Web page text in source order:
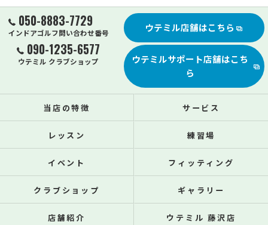
050-8883-7729
インドアゴルフ問い合わせ番号
090-1235-6577
ウテミル クラブショップ
ウテミル店舗はこちら
ウテミルサポート店舗はこち
ら
当店の特徴 サービス
レッスン 練習場
イベント フィッティング
クラブショップ ギャラリー
店舗紹介 ウテミル 藤沢店